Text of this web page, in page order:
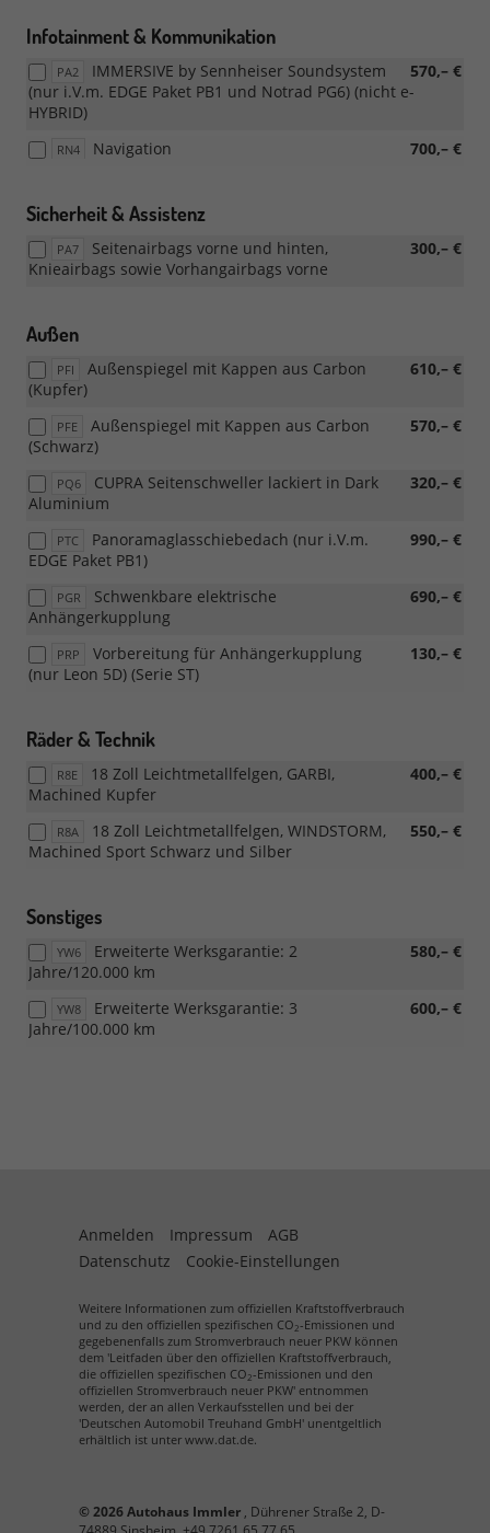
Infotainment & Kommunikation
PA2 570,– €
IMMERSIVE by Sennheiser Soundsystem
(nur i.V.m. EDGE Paket PB1 und Notrad PG6) (nicht e-
HYBRID)
RN4 700,– €
Navigation
Sicherheit & Assistenz
PA7 300,– €
Seitenairbags vorne und hinten,
Knieairbags sowie Vorhangairbags vorne
Außen
PFI 610,– €
Außenspiegel mit Kappen aus Carbon
(Kupfer)
PFE 570,– €
Außenspiegel mit Kappen aus Carbon
(Schwarz)
PQ6 320,– €
CUPRA Seitenschweller lackiert in Dark
Aluminium
PTC 990,– €
Panoramaglasschiebedach (nur i.V.m.
EDGE Paket PB1)
PGR 690,– €
Schwenkbare elektrische
Anhängerkupplung
PRP 130,– €
Vorbereitung für Anhängerkupplung
(nur Leon 5D) (Serie ST)
Räder & Technik
R8E 400,– €
18 Zoll Leichtmetallfelgen, GARBI,
Machined Kupfer
R8A 550,– €
18 Zoll Leichtmetallfelgen, WINDSTORM,
Machined Sport Schwarz und Silber
Sonstiges
YW6 580,– €
Erweiterte Werksgarantie: 2
Jahre/120.000 km
YW8 600,– €
Erweiterte Werksgarantie: 3
Jahre/100.000 km
Anmelden Impressum
AGB
Datenschutz
Cookie-Einstellungen
Weitere Informationen zum offiziellen Kraftstoffverbrauch
und zu den offiziellen spezifischen CO2-Emissionen und
gegebenenfalls zum Stromverbrauch neuer PKW können
dem 'Leitfaden über den offiziellen Kraftstoffverbrauch,
die offiziellen spezifischen CO2-Emissionen und den
offiziellen Stromverbrauch neuer PKW' entnommen
werden, der an allen Verkaufsstellen und bei der
'Deutschen Automobil Treuhand GmbH' unentgeltlich
erhältlich ist unter www.dat.de.
© 2026Autohaus Immler , Dührener Straße 2, D-